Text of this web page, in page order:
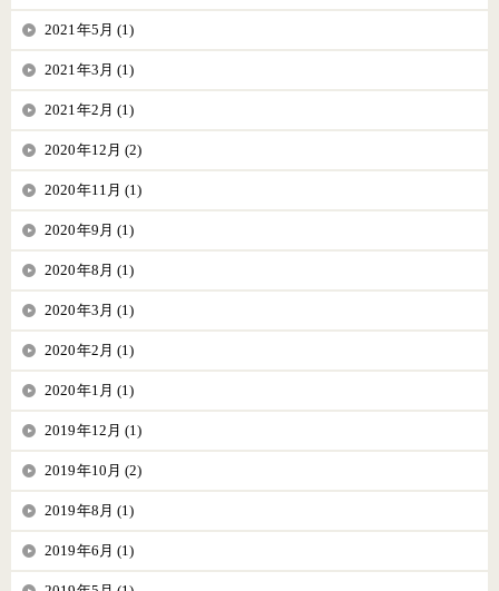
2021年5月 (1)
2021年3月 (1)
2021年2月 (1)
2020年12月 (2)
2020年11月 (1)
2020年9月 (1)
2020年8月 (1)
2020年3月 (1)
2020年2月 (1)
2020年1月 (1)
2019年12月 (1)
2019年10月 (2)
2019年8月 (1)
2019年6月 (1)